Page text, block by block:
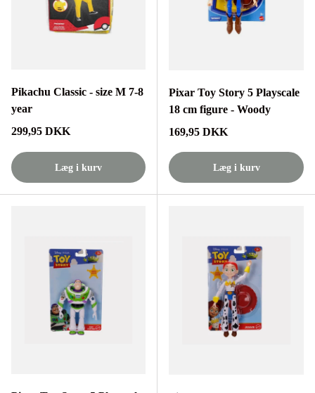
Pikachu Classic - size M 7-8
year
Normalpris
299,95 DKK
Læg i kurv
Pixar Toy Story 5 Playscale
18 cm figure - Woody
Normalpris
169,95 DKK
Læg i kurv